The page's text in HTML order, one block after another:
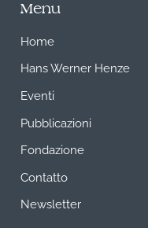
Menu
Home
Hans Werner Henze
Eventi
Pubblicazioni
Fondazione
Contatto
Newsletter